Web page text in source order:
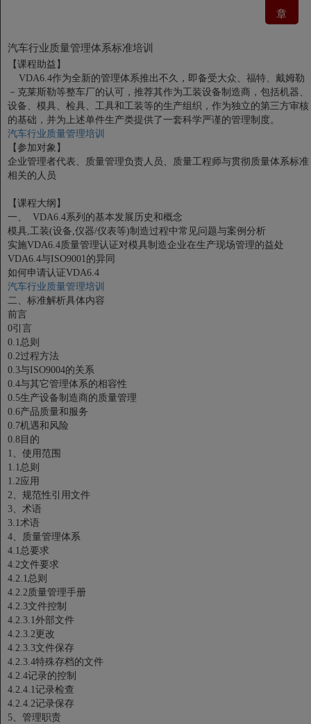
章
汽车行业质量管理体系标准培训
【课程助益】
VDA6.4作为全新的管理体系推出不久，即备受大众、福特、戴姆勒
－克莱斯勒等整车厂的认可，推荐其作为工装设备制造商，包括机器、
设备、模具、检具、工具和工装等的生产组织，作为独立的第三方审核
的基础，并为上述单件生产类提供了一套科学严谨的管理制度。
汽车行业质量管理培训
【参加对象】
企业管理者代表、质量管理负责人员、质量工程师与贯彻质量体系标准
相关的人员
【课程大纲】
一、 VDA6.4系列的基本发展历史和概念
模具,工装(设备,仪器/仪表等)制造过程中常见问题与案例分析
实施VDA6.4质量管理认证对模具制造企业在生产现场管理的益处
VDA6.4与ISO9001的异同
如何申请认证VDA6.4
汽车行业质量管理培训
二、标准解析具体内容
前言
0引言
0.1总则
0.2过程方法
0.3与ISO9004的关系
0.4与其它管理体系的相容性
0.5生产设备制造商的质量管理
0.6产品质量和服务
0.7机遇和风险
0.8目的
1、使用范围
1.1总则
1.2应用
2、规范性引用文件
3、术语
3.1术语
4、质量管理体系
4.1总要求
4.2文件要求
4.2.1总则
4.2.2质量管理手册
4.2.3文件控制
4.2.3.1外部文件
4.2.3.2更改
4.2.3.3文件保存
4.2.3.4特殊存档的文件
4.2.4记录的控制
4.2.4.1记录检查
4.2.4.2记录保存
5、管理职责